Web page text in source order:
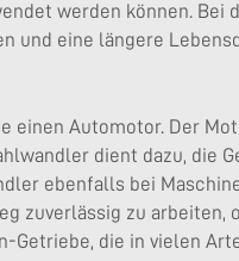
werden können. Bei
und eine längere
einen Automotor. Der
dient dazu, die
ebenfalls bei
zuverlässig zu
Getriebe, die in vielen